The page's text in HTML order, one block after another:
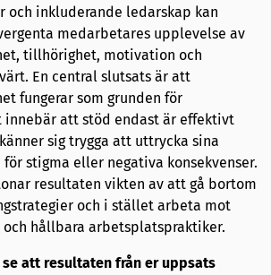
och inkluderande ledarskap kan
medarbetares upplevelse av
tillhörighet, motivation och
En central slutsats är att
fungerar som grunden för
att stöd endast är effektivt
sig trygga att uttrycka sina
stigma eller negativa konsekvenser.
resultaten vikten av att gå bortom
och i stället arbeta mot
hållbara arbetsplatspraktiker.
att resultaten från er uppsats